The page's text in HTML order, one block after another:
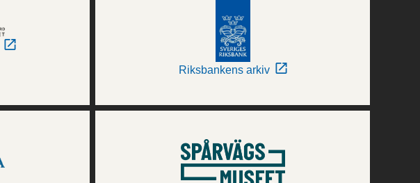
Riksbankens arkiv